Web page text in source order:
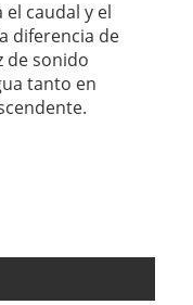
caudal y el
diferencia de
de sonido
tanto en